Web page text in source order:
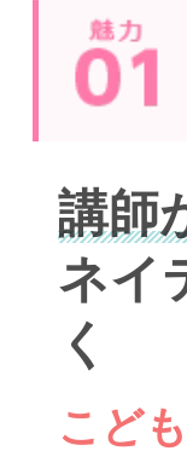
講師
ネイ
く
こど